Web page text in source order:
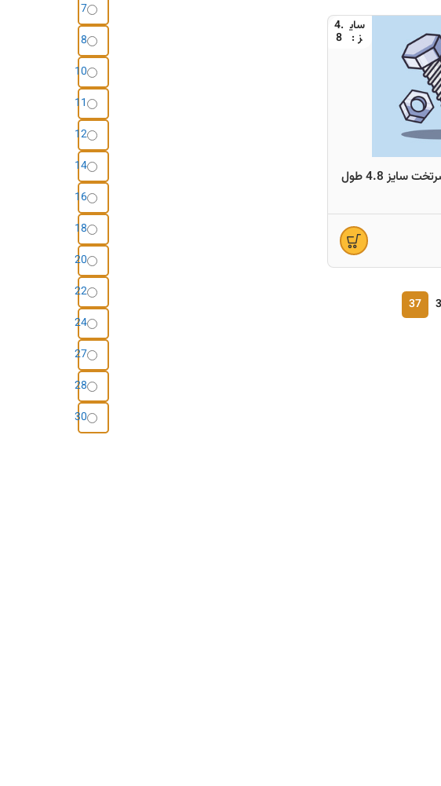
4.
8
پیچ سرمته سرتخت سایز 4.8 طول
37
7
8
10
11
12
14
16
18
20
22
24
27
28
30